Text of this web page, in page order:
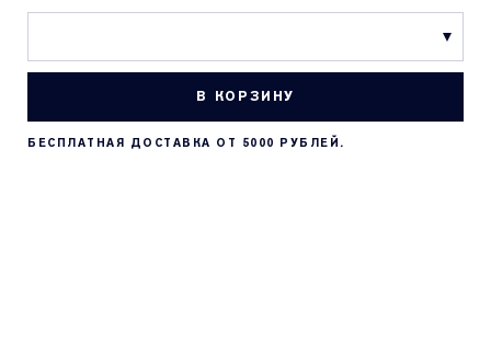
В КОРЗИНУ
БЕСПЛАТНАЯ ДОСТАВКА ОТ 5000 РУБЛЕЙ.